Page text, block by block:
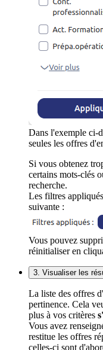
Dans l'exemple ci-
seules les offres
Si vous obtenez
certains mots-clés
recherche.
Les filtres
suivante :
Vous pouvez
réinitialiser en
3. Visualiser les
La liste des offres
pertinence. Cela
plus à vos critères
Vous avez
restitue les offres
celles-ci sont